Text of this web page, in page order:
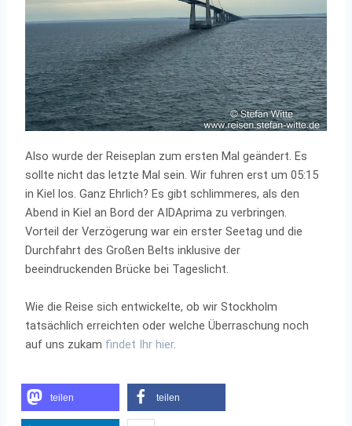
Also wurde der Reiseplan zum ersten Mal geändert. Es
sollte nicht das letzte Mal sein. Wir fuhren erst um 05:15
in Kiel los. Ganz Ehrlich? Es gibt schlimmeres, als den
Abend in Kiel an Bord der AIDAprima zu verbringen.
Vorteil der Verzögerung war ein erster Seetag und die
Durchfahrt des Großen Belts inklusive der
beeindruckenden Brücke bei Tageslicht.
Wie die Reise sich entwickelte, ob wir Stockholm
tatsächlich erreichten oder welche Überraschung noch
auf uns zukam findet Ihr hier.
teilen teilen